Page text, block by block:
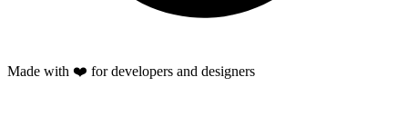
Made with ❤️ for developers and designers